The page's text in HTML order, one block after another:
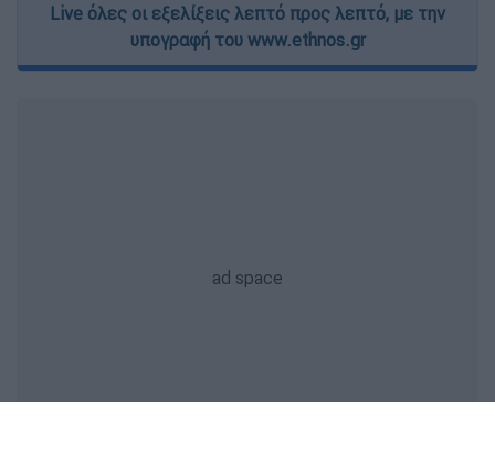
Live όλες οι εξελίξεις λεπτό προς λεπτό, με την
υπογραφή του www.ethnos.gr